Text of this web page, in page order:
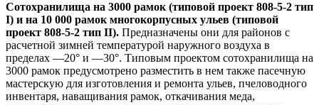
Сотохранилища на 3000 рамок (типовой проект 808-5-2 тип
I) и на 10 000 рамок многокорпусных ульев (типовой
проект 808-5-2 тип II). Предназначены они для районов с
расчетной зимней температурой наружного воздуха в
пределах —20° и —30°. Типовым проектом сотохранилища на
3000 рамок предусмотрено разместить в нем также пасечную
мастерскую для изготовления и ремонта ульев, пчеловодного
инвентаря, наващивания рамок, откачивания меда,